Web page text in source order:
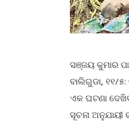
ସଞ୍ଜୟ କୁମାର
ବାଲିଗୁଡା, ୧୧/
ଏକ ଘଟଣା
ସୂଚନା